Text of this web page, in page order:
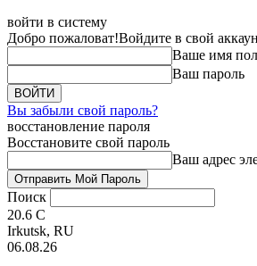
войти в систему
Добро пожаловат!Войдите в свой
Ваше имя
Ваш пароль
Вы забыли свой пароль?
восстановление пароля
Восстановите свой пароль
Ваш адрес
Поиск
20.6 C
Irkutsk, RU
06.08.26